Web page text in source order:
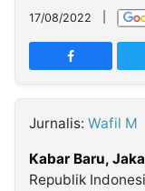
Network
PT
TREETAN
INDONESIA
Partner
17/08/2022
Jurnalis: Wafil M
Kabar Baru,
Republik